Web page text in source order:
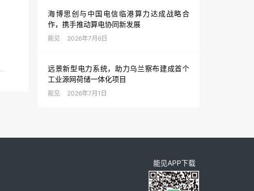
海博思创与中国电信临港算力达成战略合
作，携手推动算电协同新发展
能见 2026年7月6日
远景新型电力系统，助力乌兰察布建成首个
工业源网荷储一体化项目
能见 2026年7月1日
能见APP下载